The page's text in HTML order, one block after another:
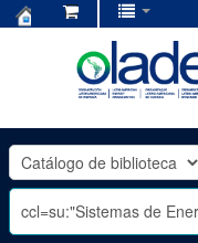
OLADE
-